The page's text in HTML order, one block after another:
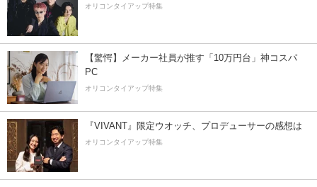
オリコンタイアップ特集
【驚愕】メーカー社員が推す「10万円台」神コスパ
PC
オリコンタイアップ特集
『VIVANT』限定ウオッチ、プロデューサーの感想は
オリコンタイアップ特集